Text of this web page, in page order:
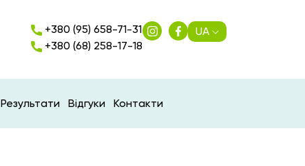
+380 (95) 658-71-31
+380 (68) 258-17-18
UA
Результати Відгуки Контакти